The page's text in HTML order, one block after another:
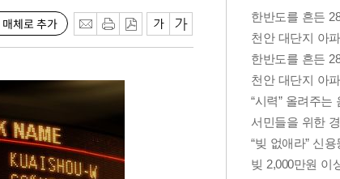
체로 추가